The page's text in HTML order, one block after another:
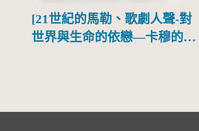
[21世紀的馬勒、歌劇人聲-對
世界與生命的依戀—卡穆的馬